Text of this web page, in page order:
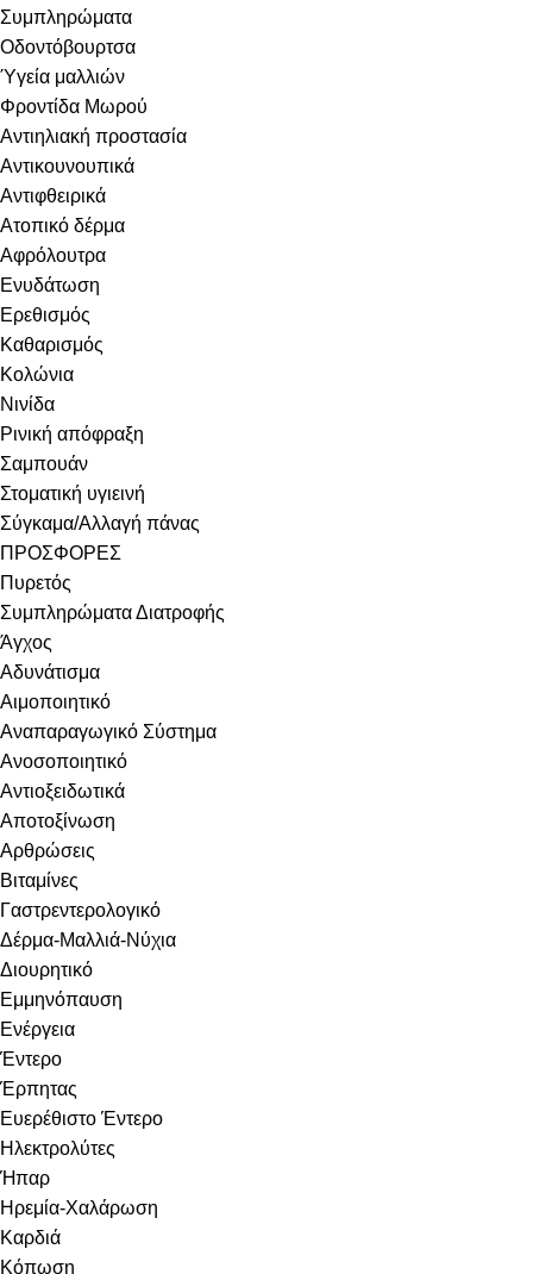
Συμπληρώματα
Οδοντόβουρτσα
Ύγεία μαλλιών
Φροντίδα Μωρού
Αντιηλιακή προστασία
Αντικουνουπικά
Αντιφθειρικά
Ατοπικό δέρμα
Αφρόλουτρα
Ενυδάτωση
Ερεθισμός
Καθαρισμός
Κολώνια
Νινίδα
Ρινική απόφραξη
Σαμπουάν
Στοματική υγιεινή
Σύγκαμα/Αλλαγή πάνας
ΠΡΟΣΦΟΡΕΣ
Πυρετός
Συμπληρώματα Διατροφής
Άγχος
Αδυνάτισμα
Αιμοποιητικό
Αναπαραγωγικό Σύστημα
Ανοσοποιητικό
Αντιοξειδωτικά
Αποτοξίνωση
Αρθρώσεις
Βιταμίνες
Γαστρεντερολογικό
Δέρμα-Μαλλιά-Νύχια
Διουρητικό
Εμμηνόπαυση
Ενέργεια
Έντερο
Έρπητας
Ευερέθιστο Έντερο
Ηλεκτρολύτες
Ήπαρ
Ηρεμία-Χαλάρωση
Καρδιά
Κόπωση